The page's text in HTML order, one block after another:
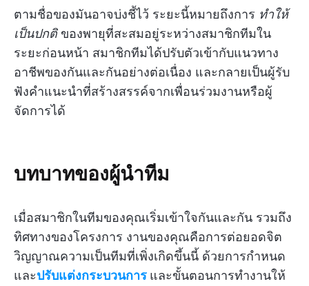
ตามชื่อของมันอาจบ่งชี้ไว้ ระยะนี้หมายถึงการ ทำให้
เป็นปกติของพายุที่สะสมอยู่ระหว่างสมาชิกทีมใน
ระยะก่อนหน้า สมาชิกทีมได้ปรับตัวเข้ากับแนวทาง
อาชีพของกันและกันอย่างต่อเนื่อง และกลายเป็นผู้รับ
ฟังคำแนะนำที่สร้างสรรค์จากเพื่อนร่วมงานหรือผู้
จัดการได้
บทบาทของผู้นำทีม
เมื่อสมาชิกในทีมของคุณเริ่มเข้าใจกันและกัน รวมถึง
ทิศทางของโครงการ งานของคุณคือการต่อยอดจิต
วิญญาณความเป็นทีมที่เพิ่งเกิดขึ้นนี้ ด้วยการกำหนด
และปรับแต่งกระบวนการ และขั้นตอนการทำงานให้